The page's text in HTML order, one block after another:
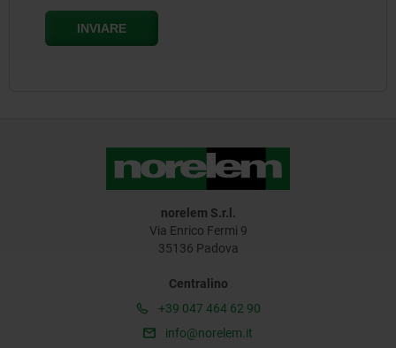
norelem S.r.l.
Via Enrico Fermi 9
35136 Padova
Centralino
+39 047 464 62 90
info@norelem.it